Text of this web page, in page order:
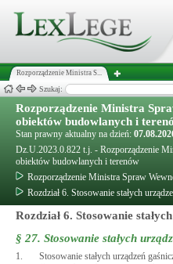
Rozporządzenie Ministra S...
Szukaj:
Rozporządzenie Ministra
obiektów budowlanych i
Stan prawny aktualny na dzień:
Dz.U.2023.0.822 t.j. - Rozporządzenie
obiektów budowlanych i terenów
Rozporządzenie Ministra Spraw
Rozdział 6. Stosowanie stałych
Rozdział 6. Stosowanie
§ 27. Stosowanie stałych
1.
Stosowanie stałych urządzeń